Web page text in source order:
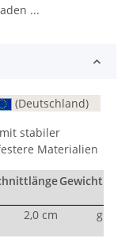
...
(Deutschland)
stabiler
Materialien
Gewicht
2,0 cm g